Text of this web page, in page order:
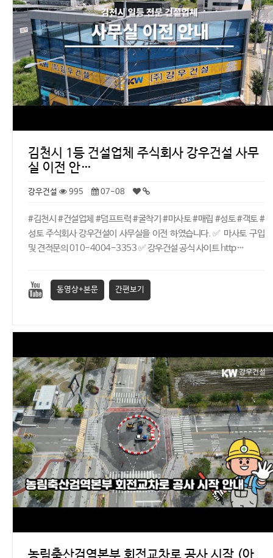
김천시 1등 건설업체 주식회사 강우건설 사무
실 이전 안…
강우건설 995 07-08
#김천시 #건설업체 #덤프트럭 #굴착기 #마사토 #매립 #성토 #객토 #
성토 주식회사 강우건설이 사무실을 이전 하였습니다. ✅ 마사토 구입
및 견적문의 010-4004-3353 ✅ 강우건설 공식 사이트 http…
동영상+본문 간편보기
농림축산검역본부 회전교차로 공사 시작 (아